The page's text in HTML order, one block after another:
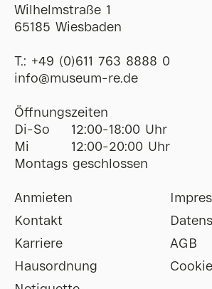
Wilhelmstraße 1
65185 Wiesbaden
T.: +49 (0)611 763 8888 0
ofni@museum-re de
Öffnungszeiten
Di-So
12:00-18:00 Uhr
Mi
12:00-20:00 Uhr
Montags geschlossen
Anmieten
Kontakt
Karriere
Hausordnung
AGB